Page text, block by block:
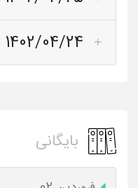
1402/04/24
بایگانی